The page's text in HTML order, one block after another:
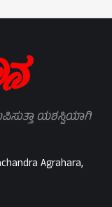
ಯಶಸ್ವಿಯಾಗಿ
Agrahara,